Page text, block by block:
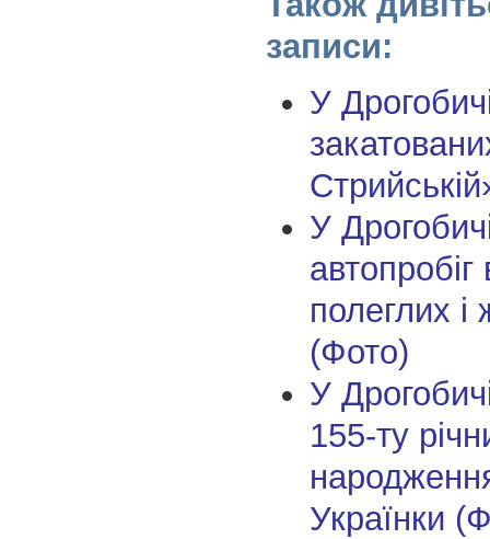
записи:
У
У
автопробіг
полеглих і
(Фото)
У
155-ту
Українки